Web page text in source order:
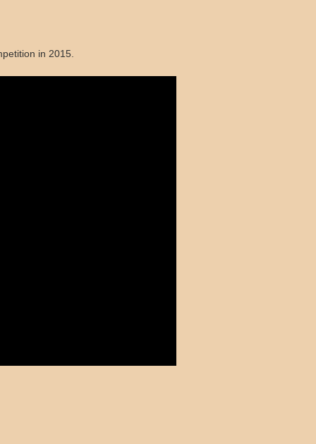
in 2015.